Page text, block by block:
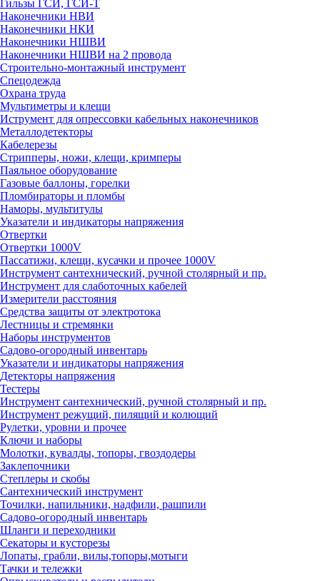
Гильзы ГСИ, ГСИ-Т
Наконечники НВИ
Наконечники НКИ
Наконечники НШВИ
Наконечники НШВИ на 2 провода
Строительно-монтажный инструмент
Спецодежда
Охрана труда
Мультиметры и клещи
Иструмент для опрессовки кабельных наконечников
Металлодетекторы
Кабелерезы
Стрипперы, ножи, клещи, кримперы
Паяльное оборудование
Газовые баллоны, горелки
Пломбираторы и пломбы
Наморы, мультитулы
Указатели и индикаторы напряжения
Отвертки
Отвертки 1000V
Пассатижи, клещи, кусачки и прочее 1000V
Инструмент сантехнический, ручной столярный и пр.
Инструмент для слаботочных кабелей
Измерители расстояния
Средства защиты от электротока
Лестницы и стремянки
Наборы инструментов
Садово-огородный инвентарь
Указатели и индикаторы напряжения
Детекторы напряжения
Тестеры
Инструмент сантехнический, ручной столярный и пр.
Инструмент режущий, пилящий и колющий
Рулетки, уровни и прочее
Ключи и наборы
Молотки, кувалды, топоры, гвоздодеры
Заклепочники
Степлеры и скобы
Сантехнический инструмент
Точилки, напильники, надфили, рашпили
Садово-огородный инвентарь
Шланги и переходники
Секаторы и кусторезы
Лопаты, грабли, вилы,топоры,мотыги
Тачки и тележки